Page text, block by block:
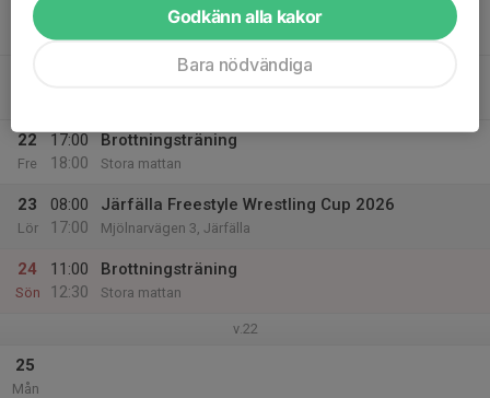
20
Ons
22
Fre
17:00
18:00
Brottningsträning
Stora mattan
23
Lör
08:00
17:00
Järfälla Freestyle Wrestling Cup 2026
Mjölnarvägen 3, Järfälla
24
Sön
11:00
12:30
Brottningsträning
Stora mattan
v.22
25
Mån
Godkänn alla kakor
Bara nödvändiga